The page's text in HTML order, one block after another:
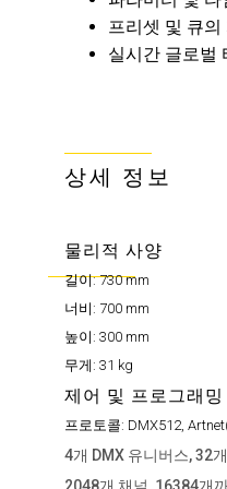
프리셋 및 큐
실시간 글로벌
상세 정보
물리적 사양
길이:730 mm
너비: 700 mm
높이: 300 mm
무게: 31 kg
제어 및 프로그래밍
프로토콜: DMX512,
4개 DMX 유니버스, 32